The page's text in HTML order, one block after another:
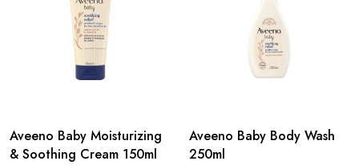
Aveeno Baby Moisturizing
& Soothing Cream 150ml
Aveeno Baby Body Wash
250ml